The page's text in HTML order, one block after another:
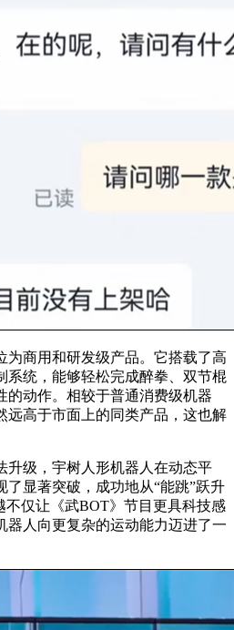
为商用和研发级产品。它搭载了高
系统，能够轻松完成醉拳、双节棍
的动作。相较于普通消费级机器
远高于市面上的同类产品，这也解
升级，宇树人形机器人在动态平
了显著突破，成功地从“能跳”跃升
不仅让《武BOT》节目更具科技感
器人向更复杂的运动能力迈进了一